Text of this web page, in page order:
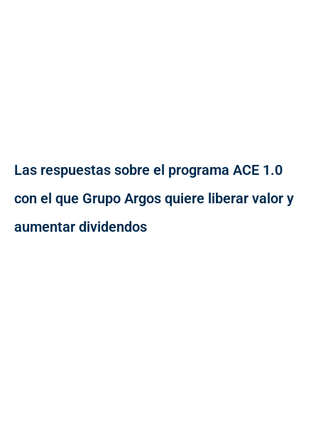
Las respuestas sobre el programa ACE 1.0
con el que Grupo Argos quiere liberar valor y
aumentar dividendos